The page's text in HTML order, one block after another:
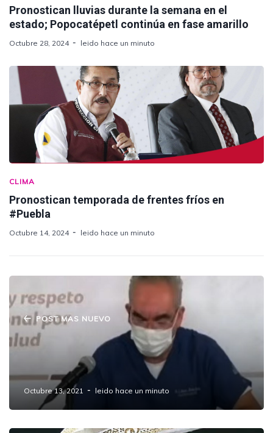
Pronostican lluvias durante la semana en el
estado; Popocatépetl continúa en fase amarillo
Octubre 28, 2024 leido hace un minuto
CLIMA
Pronostican temporada de frentes fríos en
#Puebla
Octubre 14, 2024 leido hace un minuto
POST MAS NUEVO
A partir de este viernes comenzará la
vacunación para 18 años y más en la zona
conurbada.
Octubre 13, 2021 leido hace un minuto